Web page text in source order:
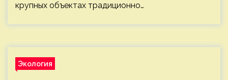
крупных объектах традиционно…
Экология